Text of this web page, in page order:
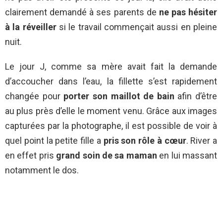
clairement demandé à ses parents de ne pas hésiter
à la réveillersi le travail commençait aussi en pleine
nuit.
Le jour J, comme sa mère avait fait la demande
d’accoucher dans l’eau, la fillette s’est rapidement
changée pour porter son maillot de bain afin d’être
au plus près d’elle le moment venu. Grâce aux images
capturées par la photographe, il est possible de voir à
quel point la petite fille a pris son rôle à cœur. River a
en effet pris grand soin de sa maman en lui massant
notamment le dos.